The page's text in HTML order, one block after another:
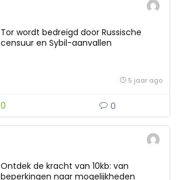
Tor wordt bedreigd door Russische
censuur en Sybil-aanvallen
5 jaar ago
0 0
Ontdek de kracht van 10kb: van
beperkingen naar mogelijkheden